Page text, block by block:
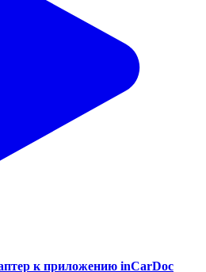
к приложению inCarDoc